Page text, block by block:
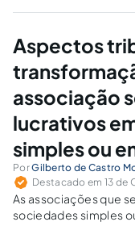
repercussão geral e
transformaram a
Tribunal
Aspectos
associação
lucrativos
simples ou
PorGilberto de Castro
Destacado em 13
As associações que
sociedades simples